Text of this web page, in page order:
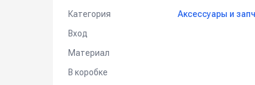
Категория
Аксессуары и
Вход
Материал
В коробке